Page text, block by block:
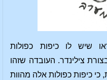
שיש לו כיפות כפולות
צילינדר. העובדה שזהו
כי כיפות כפולות אלה מהוות